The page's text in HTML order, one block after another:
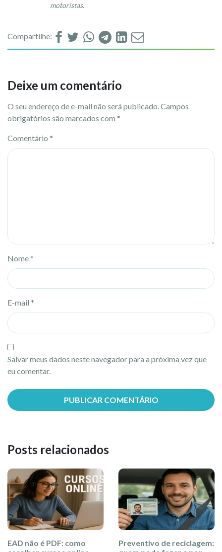
motoristas.
Compartilhe:
Deixe um comentário
O seu endereço de e-mail não será publicado. Campos
obrigatórios são marcados com *
Comentário *
Nome*
E-mail *
Salvar meus dados neste navegador para a próxima vez que
eu comentar.
Posts relacionados
EAD não é PDF: como
Preventivo de reciclagem: